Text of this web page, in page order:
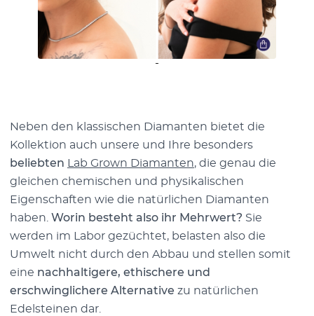
Neben den klassischen Diamanten bietet die
Kollektion auch unsere und Ihre besonders
beliebten Lab Grown Diamanten, die genau die
gleichen chemischen und physikalischen
Eigenschaften wie die natürlichen Diamanten
haben. Worin besteht also ihr Mehrwert? Sie
werden im Labor gezüchtet, belasten also die
Umwelt nicht durch den Abbau und stellen somit
eine nachhaltigere, ethischere und
erschwinglichere Alternative zu natürlichen
Edelsteinen dar.